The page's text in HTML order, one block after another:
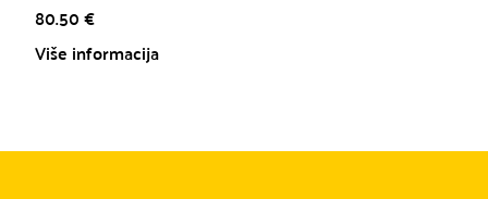
80.50€
Više informacija